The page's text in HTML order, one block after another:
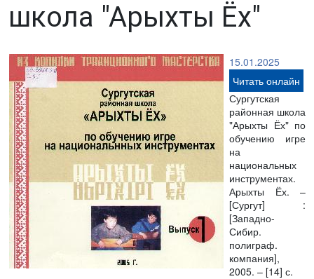
школа "Арыхты Ёх"
15.01.2025
Читать онлайн
Сургутская
районная школа
"Арыхты Ёх" по
обучению игре
на
национальных
инструментах.
Арыхты Ёх. –
[Сургут] :
[Западно-
Сибир.
полиграф.
компания],
2005. – [14] с.